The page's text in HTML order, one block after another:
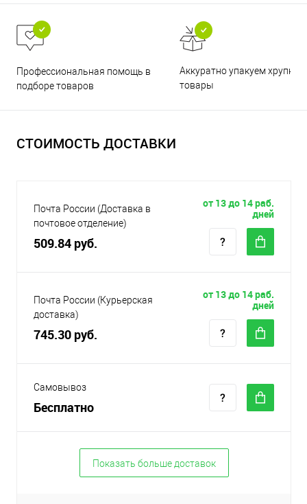
Профессиональная помощь в
подборе товаров
Аккуратно упакуем хрупкие
товары
СТОИМОСТЬ ДОСТАВКИ
Почта России (Доставка в
почтовое отделение)
509.84 руб.
от 13 до 14 раб.
дней
Почта России (Курьерская
доставка)
745.30 руб.
от 13 до 14 раб.
дней
Самовывоз
Бесплатно
Показать больше доставок